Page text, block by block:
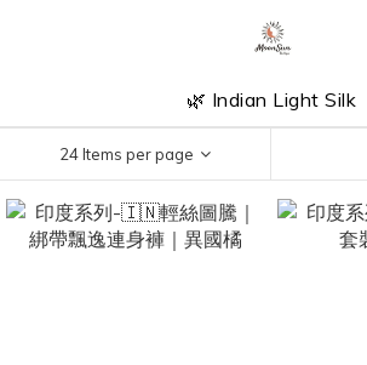
🌿 Indian Light Silk
24 Items per page